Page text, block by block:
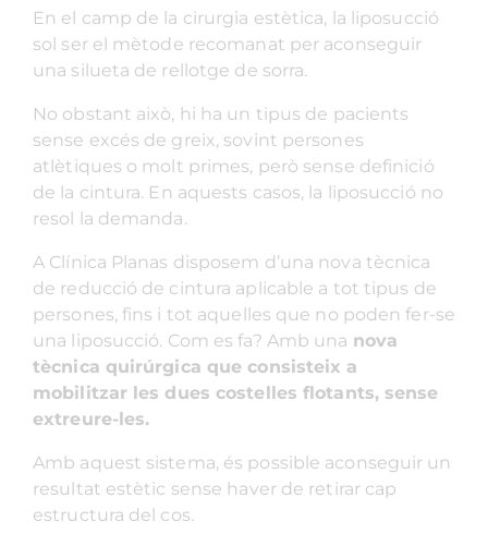
En el camp de la cirurgia estètica, la liposucció
sol ser el mètode recomanat per aconseguir
una silueta de rellotge de sorra.
No obstant això, hi ha un tipus de pacients
sense excés de greix, sovint persones
atlètiques o molt primes, però sense definició
de la cintura. En aquests casos, la liposucció no
resol la demanda.
A Clínica Planas disposem d’una nova tècnica
de reducció de cintura aplicable a tot tipus de
persones, fins i tot aquelles que no poden fer-se
una liposucció. Com es fa? Amb una nova
tècnica quirúrgica que consisteix a
mobilitzar les dues costelles flotants, sense
extreure-les.
Amb aquest sistema, és possible aconseguir un
resultat estètic sense haver de retirar cap
estructura del cos.